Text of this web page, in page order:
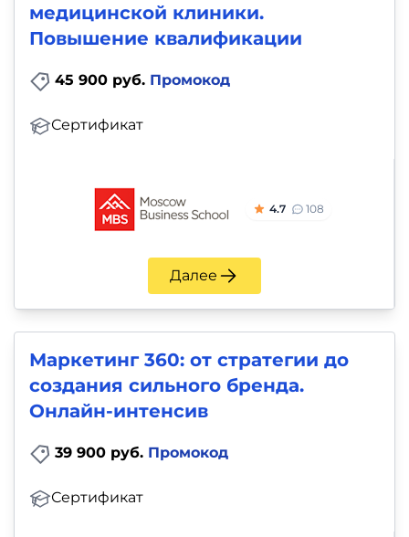
медицинской клиники.
Повышение квалификации
45 900 руб. Промокод
Сертификат
4.7 108
Далее
Маркетинг 360: от стратегии до
создания сильного бренда.
Онлайн-интенсив
39 900 руб. Промокод
Сертификат